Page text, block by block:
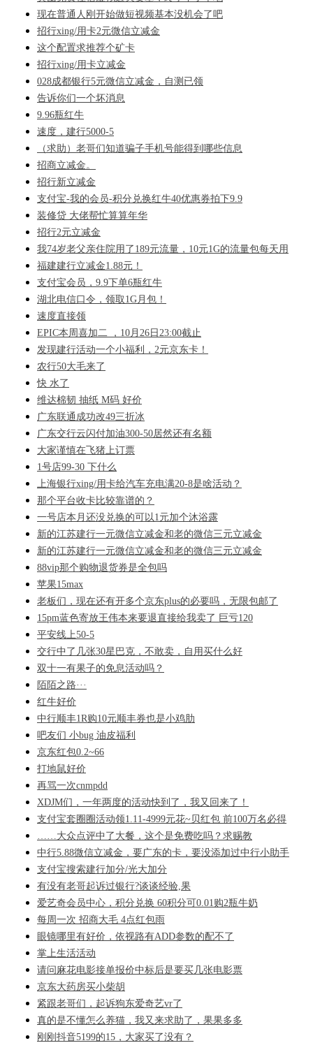
现在普通人刚开始做短视频基本没机会了吧
招行xing/用卡2元微信立减金
这个配置求推荐个矿卡
招行xing/用卡立减金
028成都银行5元微信立减金，自测已领
告诉你们一个坏消息
9.96瓶红牛
速度，建行5000-5
（求助）老哥们知道骗子手机号能得到哪些信息
招商立减金。
招行新立减金
支付宝-我的会员-积分兑换红牛40优惠券拍下9.9
装修贷 大佬帮忙算算年华
招行2元立减金
我74岁老父亲住院用了189元流量，10元1G的流量包每天用
福建建行立减金1.88元！
支付宝会员，9.9下单6瓶红牛
湖北电信口令，领取1G月包！
速度直接领
EPIC本周喜加二 ，10月26日23:00截止
发现建行活动一个小福利，2元京东卡！
农行50大毛来了
快 水了
维达棉韧 抽纸 M码 好价
广东联通成功改49三折冰
广东交行云闪付加油300-50居然还有名额
大家谨慎在飞猪上订票
1号店99-30 下什么
上海银行xing/用卡给汽车充电满20-8是啥活动？
那个平台收卡比较靠谱的？
一号店本月还没兑换的可以1元加个沐浴露
新的江苏建行一元微信立减金和老的微信三元立减金
新的江苏建行一元微信立减金和老的微信三元立减金
88vip那个购物退货券是全包吗
苹果15max
老板们，现在还有开多个京东plus的必要吗，无限包邮了
15pm蓝色寄放王伟本来要退直接给我卖了 巨亏120
平安线上50-5
交行中了几张30星巴克，不敢卖，自用买什么好
双十一有果子的免息活动吗？
陌陌之路···
红牛好价
中行顺丰1R购10元顺丰券也是小鸡肋
吧友们 小bug 油皮福利
京东红包0.2~66
打地鼠好价
再骂一次cnmpdd
XDJM们，一年两度的活动快到了，我又回来了！
支付宝套圈圈活动领1.11-4999元花~贝红包 前100万名必得
……大众点评中了大餐，这个是免费吃吗？求赐教
中行5.88微信立减金，要广东的卡，要没添加过中行小助手
支付宝搜索建行加分/光大加分
有没有老哥起诉过银行?谈谈经验,果
爱艺奇会员中心，积分兑换 60积分可0.01购2瓶牛奶
每周一次 招商大毛 4点红包雨
眼镜哪里有好价，依视路有ADD参数的配不了
掌上生活活动
请问麻花电影接单报价中标后是要买几张电影票
京东大药房买小柴胡
紧跟老哥们，起诉狗东爱奇艺vr了
真的是不懂怎么养猫，我又来求助了，果果多多
刚刚抖音5199的15，大家买了没有？